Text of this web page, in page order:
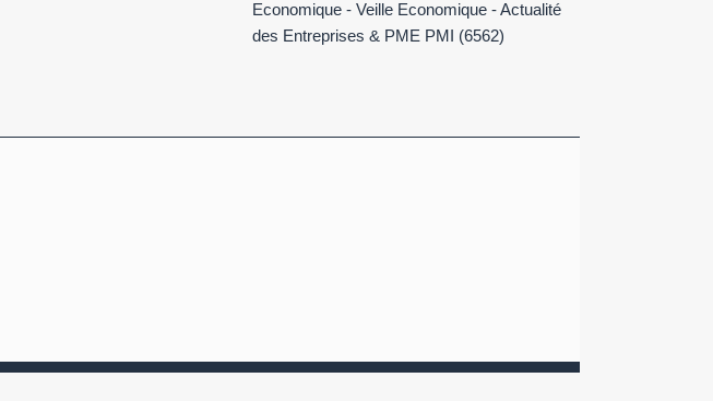
Economique - Veille Economique - Actualité
des Entreprises & PME PMI
(6562)